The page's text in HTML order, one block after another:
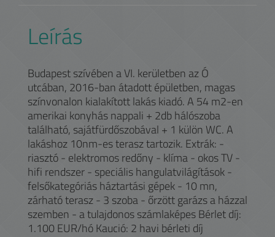
Leírás
Budapest szívében a VI. kerületben az Ó
utcában, 2016-ban átadott épületben, magas
színvonalon kialakított lakás kiadó. A 54 m2-en
amerikai konyhás nappali + 2db hálószoba
található, sajátfürdőszobával + 1 külön WC. A
lakáshoz 10nm-es terasz tartozik. Extrák: -
riasztó - elektromos redőny - klíma - okos TV -
hifi rendszer - speciális hangulatvilágítások -
felsőkategóriás háztartási gépek - 10 mn,
zárható terasz - 3 szoba - őrzött garázs a házzal
szemben - a tulajdonos számlaképes Bérlet díj:
1.100 EUR/hó Kaució: 2 havi bérleti díj